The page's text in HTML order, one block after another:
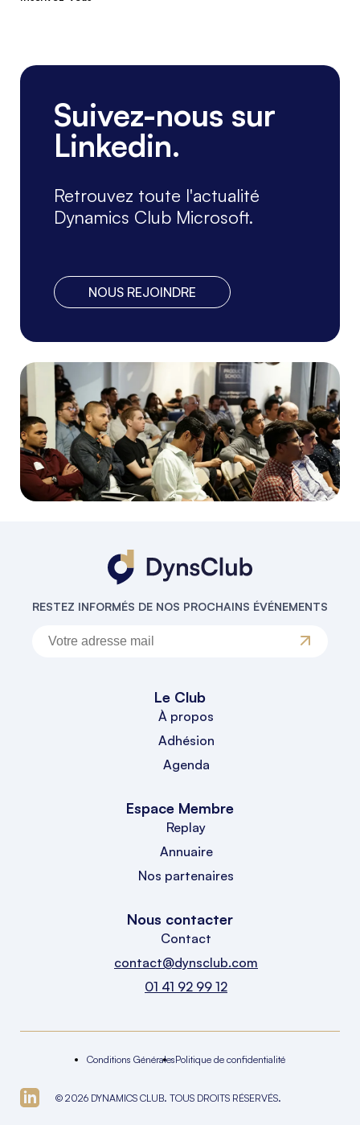
Suivez-nous sur
Linkedin.
Retrouvez toute l'actualité
Dynamics Club Microsoft.
NOUS REJOINDRE
RESTEZ INFORMÉS DE NOS PROCHAINS ÉVÉNEMENTS
Le Club
À propos
Adhésion
Agenda
Espace Membre
Replay
Annuaire
Nos partenaires
Nous contacter
Contact
contact@dynsclub.com
01 41 92 99 12
© 2026 DYNAMICS CLUB. TOUS DROITS RÉSERVÉS.
Conditions GénéralesPolitique de confidentialité